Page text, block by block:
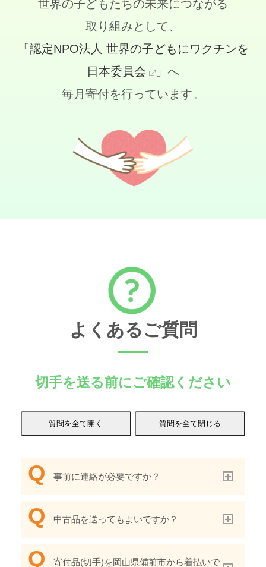
世界の子どもたちの未来につながる
取り組みとして、
「認定NPO法人 世界の子どもにワクチンを
日本委員会
」へ
毎月寄付を行っています。
よくあるご質問
切手を送る前にご確認ください
事前に連絡が必要ですか？
中古品を送ってもよいですか？
寄付品(切手)を岡山県備前市から着払いで